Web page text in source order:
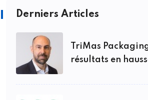
Derniers Articles
TriMas
résultats en